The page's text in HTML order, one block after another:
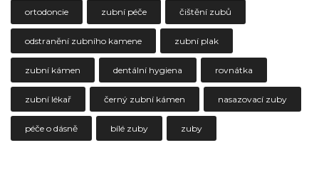
ortodoncie zubní péče čištění zubů
odstranění zubního kamene zubní plak
zubní kámen dentální hygiena rovnátka
zubní lékař černý zubní kámen nasazovací zuby
péče o dásně bílé zuby zuby